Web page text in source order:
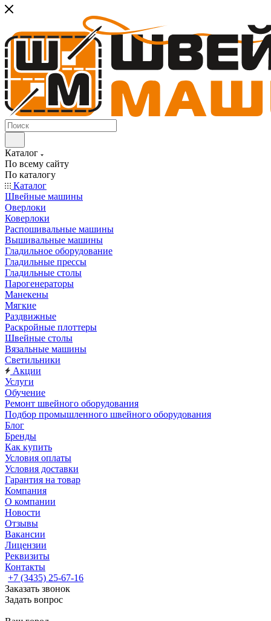
Каталог
По всему сайту
По каталогу
Каталог
Швейные машины
Оверлоки
Коверлоки
Распошивальные машины
Вышивальные машины
Гладильное оборудование
Гладильные прессы
Гладильные столы
Парогенераторы
Манекены
Мягкие
Раздвижные
Раскройные плоттеры
Швейные столы
Вязальные машины
Светильники
Акции
Услуги
Обучение
Ремонт швейного оборудования
Подбор промышленного швейного оборудования
Блог
Бренды
Как купить
Условия оплаты
Условия доставки
Гарантия на товар
Компания
О компании
Новости
Отзывы
Вакансии
Лицензии
Реквизиты
Контакты
+7 (3435) 25-67-16
Заказать звонок
Задать вопрос